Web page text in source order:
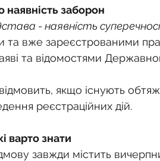
наявність заборон
- наявність
та вже зареєстрованими
та відомостями
якщо існують
реєстраційних дій.
варто знати
завжди містить